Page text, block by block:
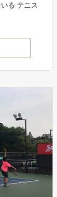
る テニス